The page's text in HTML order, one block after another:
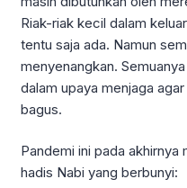
Riak-riak kecil dalam
tentu saja ada. Namun
menyenangkan.
dalam upaya menjaga agar
bagus.
Pandemi ini pada akhirnya
hadis Nabi yang berbunyi: